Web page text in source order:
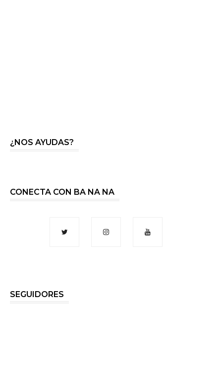
¿NOS AYUDAS?
CONECTA CON BA NA NA
SEGUIDORES